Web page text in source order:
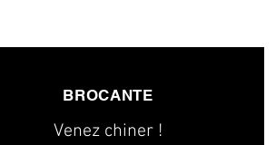
BROCANTE
Venez chiner !